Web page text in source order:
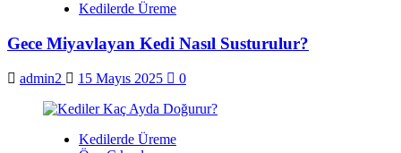
Kedilerde Üreme
Gece Miyavlayan Kedi Nasıl Susturulur?
admin2 15 Mayıs 2025 0
Kedilerde Üreme